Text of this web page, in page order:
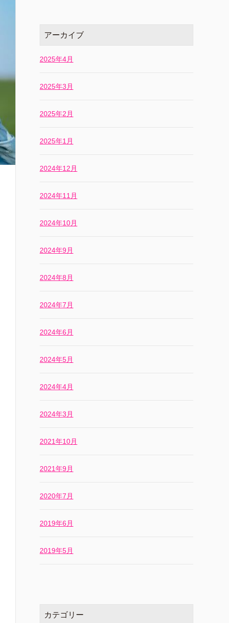
アーカイブ
2025年4月
2025年3月
2025年2月
2025年1月
2024年12月
2024年11月
2024年10月
2024年9月
2024年8月
2024年7月
2024年6月
2024年5月
2024年4月
2024年3月
2021年10月
2021年9月
2020年7月
2019年6月
2019年5月
カテゴリー